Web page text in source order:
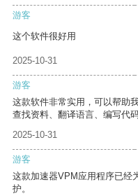
游客
这个软件很好用
2025-10-31
游客
这款软件非常实用，可以帮助
查找资料、翻译语言、编写代码
2025-10-31
游客
这款加速器VPM应用程序已经
护。